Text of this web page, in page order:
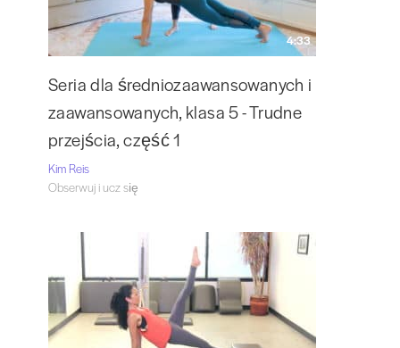
4:33
Seria dla średniozaawansowanych i
zaawansowanych, klasa 5 - Trudne
przejścia, część 1
Kim Reis
Obserwuj i ucz się